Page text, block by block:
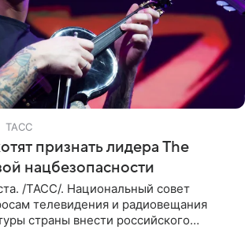
ТАСС
признать лидера The
нацбезопасности
/ТАСС/. Национальный совет
телевидения и радиовещания
страны внести российского